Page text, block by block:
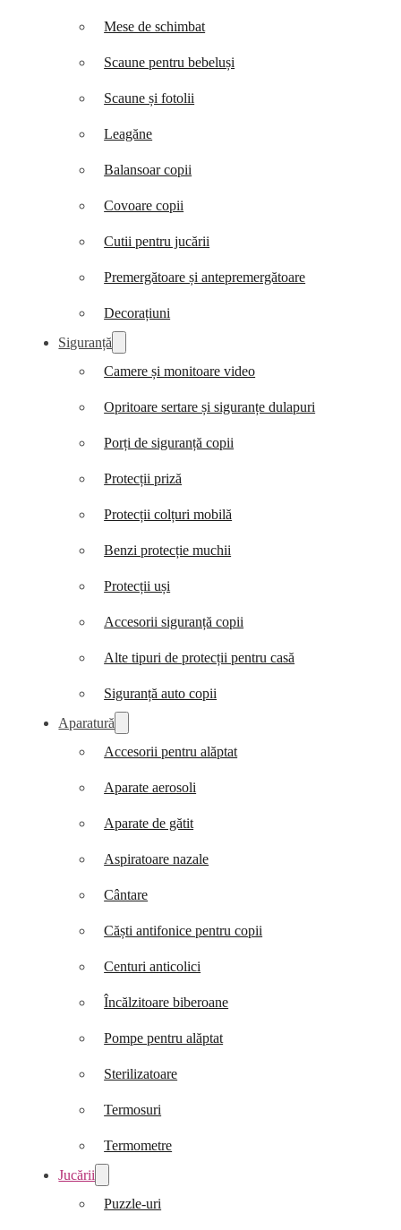
Mese de schimbat
Scaune pentru bebeluși
Scaune și fotolii
Leagăne
Balansoar copii
Covoare copii
Cutii pentru jucării
Premergătoare și antepremergătoare
Decorațiuni
Siguranță
Camere și monitoare video
Opritoare sertare și siguranțe dulapuri
Porți de siguranță copii
Protecții priză
Protecții colțuri mobilă
Benzi protecție muchii
Protecții uși
Accesorii siguranță copii
Alte tipuri de protecții pentru casă
Siguranță auto copii
Aparatură
Accesorii pentru alăptat
Aparate aerosoli
Aparate de gătit
Aspiratoare nazale
Cântare
Căști antifonice pentru copii
Centuri anticolici
Încălzitoare biberoane
Pompe pentru alăptat
Sterilizatoare
Termosuri
Termometre
Jucării
Puzzle-uri